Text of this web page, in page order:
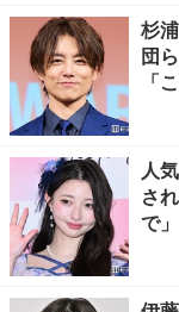
杉
団
「
人
さ
で